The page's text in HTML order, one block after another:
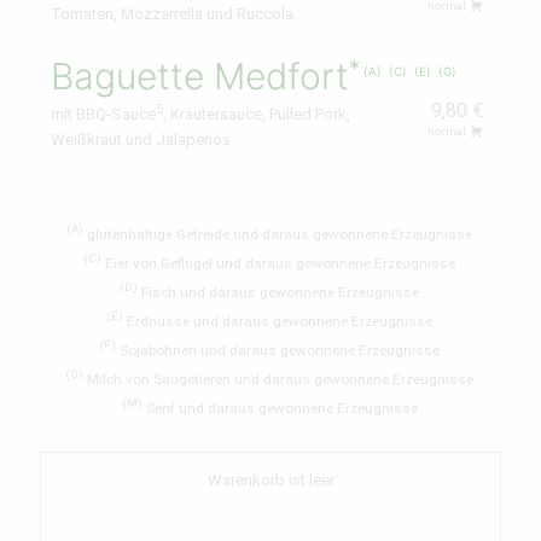
normal
Tomaten, Mozzarrella und Ruccola
Baguette Medfort A C E G
9,80 €
normal
mit BBQ-Sauce5, Kräutersauce, Pulled Pork,
Weißkraut und Jalapenos
glutenhaltige Getreide und daraus gewonnene Erzeugnisse
Eier von Geflügel und daraus gewonnene Erzeugnisse
D Fisch und daraus gewonnene Erzeugnisse
E Erdnüsse und daraus gewonnene Erzeugnisse
F Sojabohnen und daraus gewonnene Erzeugnisse
Milch von Säugetieren und daraus gewonnene Erzeugnisse
M Senf und daraus gewonnene Erzeugnisse
Warenkorb ist leer